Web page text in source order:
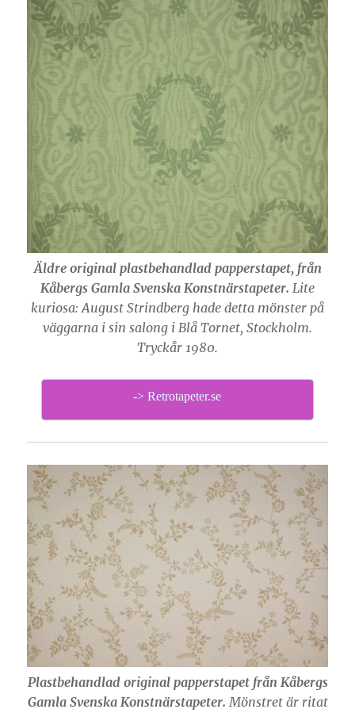
Äldre original plastbehandlad papperstapet, från
Kåbergs Gamla Svenska Konstnärstapeter. Lite
kuriosa: August Strindberg hade detta mönster på
väggarna i sin salong i Blå Tornet, Stockholm.
Tryckår 1980.
-> Retrotapeter.se
Plastbehandlad original papperstapet från Kåbergs
Gamla Svenska Konstnärstapeter. Mönstret är ritat